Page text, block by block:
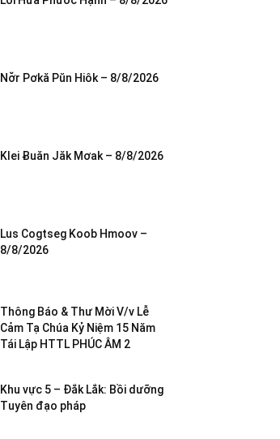
Nơ̆r Pơkă Pŭn Hiôk – 8/8/2026
Klei Ƀuăn Jăk Mơak – 8/8/2026
Lus Cogtseg Koob Hmoov –
8/8/2026
Thông Báo & Thư Mời V/v Lễ
Cảm Tạ Chúa Kỷ Niệm 15 Năm
Tái Lập HTTL PHÚC ÂM 2
Khu vực 5 – Đắk Lắk: Bồi dưỡng
Tuyên đạo pháp